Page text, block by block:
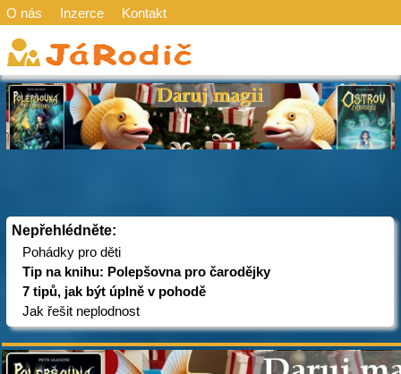
O nás Inzerce Kontakt
Nepřehlédněte:
Pohádky pro děti
Tip na knihu: Polepšovna pro čarodějky
7 tipů, jak být úplně v pohodě
Jak řešit neplodnost